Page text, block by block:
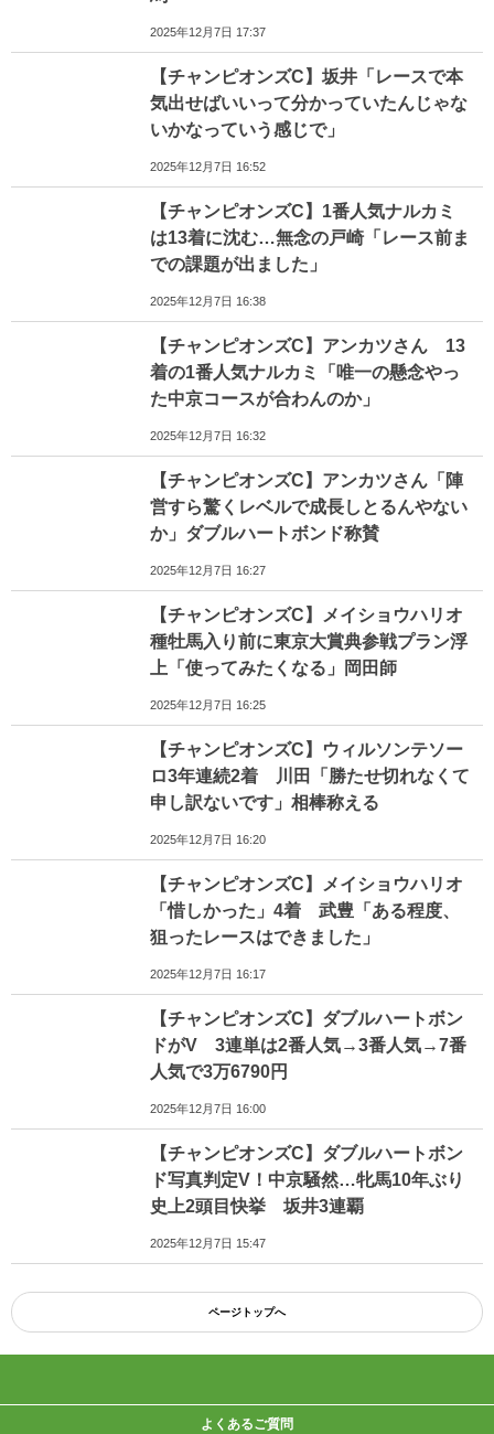
2025年12月7日 17:37
【チャンピオンズC】坂井「レースで本
気出せばいいって分かっていたんじゃな
いかなっていう感じで」
2025年12月7日 16:52
【チャンピオンズC】1番人気ナルカミ
は13着に沈む…無念の戸崎「レース前ま
での課題が出ました」
2025年12月7日 16:38
【チャンピオンズC】アンカツさん 13
着の1番人気ナルカミ「唯一の懸念やっ
た中京コースが合わんのか」
2025年12月7日 16:32
【チャンピオンズC】アンカツさん「陣
営すら驚くレベルで成長しとるんやない
か」ダブルハートボンド称賛
2025年12月7日 16:27
【チャンピオンズC】メイショウハリオ
種牡馬入り前に東京大賞典参戦プラン浮
上「使ってみたくなる」岡田師
2025年12月7日 16:25
【チャンピオンズC】ウィルソンテソー
ロ3年連続2着 川田「勝たせ切れなくて
申し訳ないです」相棒称える
2025年12月7日 16:20
【チャンピオンズC】メイショウハリオ
「惜しかった」4着 武豊「ある程度、
狙ったレースはできました」
2025年12月7日 16:17
【チャンピオンズC】ダブルハートボン
ドがV 3連単は2番人気→3番人気→7番
人気で3万6790円
2025年12月7日 16:00
【チャンピオンズC】ダブルハートボン
ド写真判定V！中京騒然…牝馬10年ぶり
史上2頭目快挙 坂井3連覇
2025年12月7日 15:47
ページトップへ
よくあるご質問